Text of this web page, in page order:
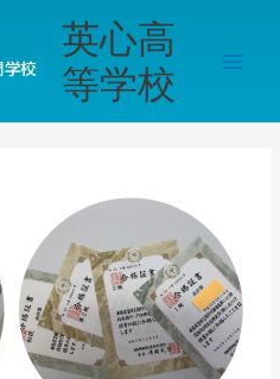
英心高
等学校